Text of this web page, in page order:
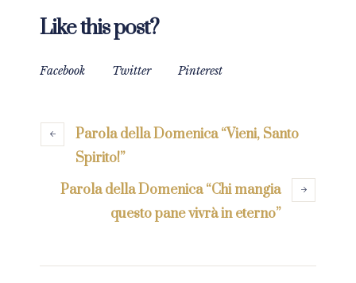
Like this post?
Facebook Twitter Pinterest
Parola della Domenica “Vieni, Santo
Spirito!”
Parola della Domenica “Chi mangia
questo pane vivrà in eterno”